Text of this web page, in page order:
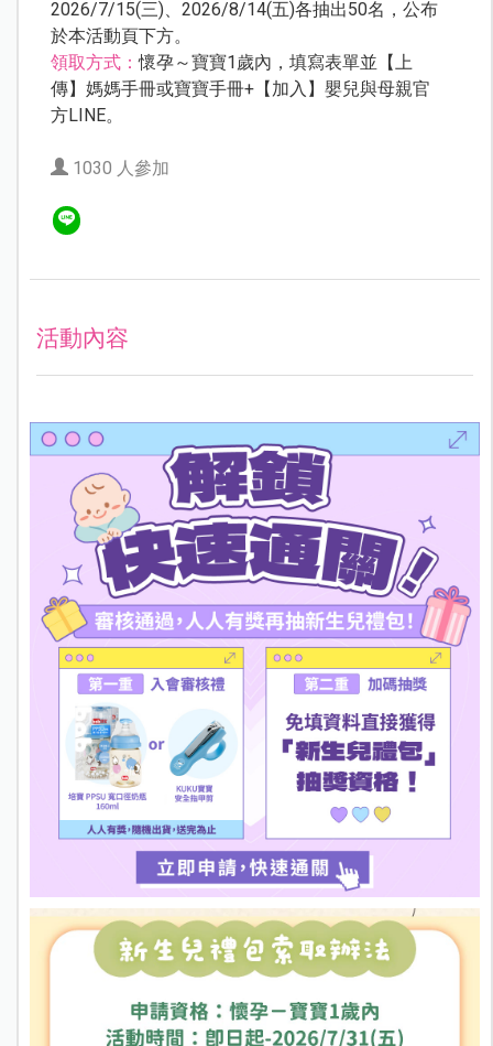
2026/7/15(三)、2026/8/14(五)各抽出50名，公布
於本活動頁下方。
領取方式：懷孕～寶寶1歲內，填寫表單並【上
傳】媽媽手冊或寶寶手冊+【加入】嬰兒與母親官
方LINE。
1030 人參加
活動內容